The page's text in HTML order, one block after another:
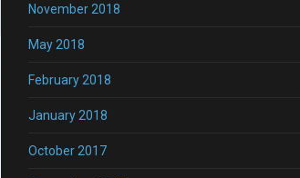
November 2018
May 2018
February 2018
January 2018
October 2017